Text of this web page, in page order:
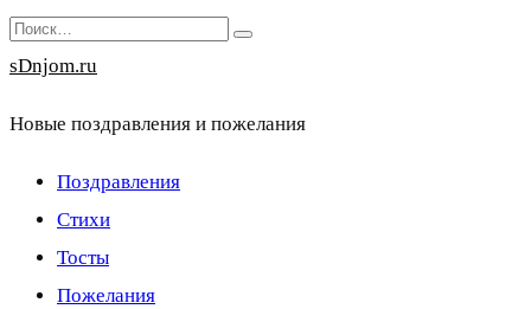
Перейти
к
Search
for:
sDnjom.ru
Новые поздравления и пожелания
Поздравления
Стихи
Тосты
Пожелания